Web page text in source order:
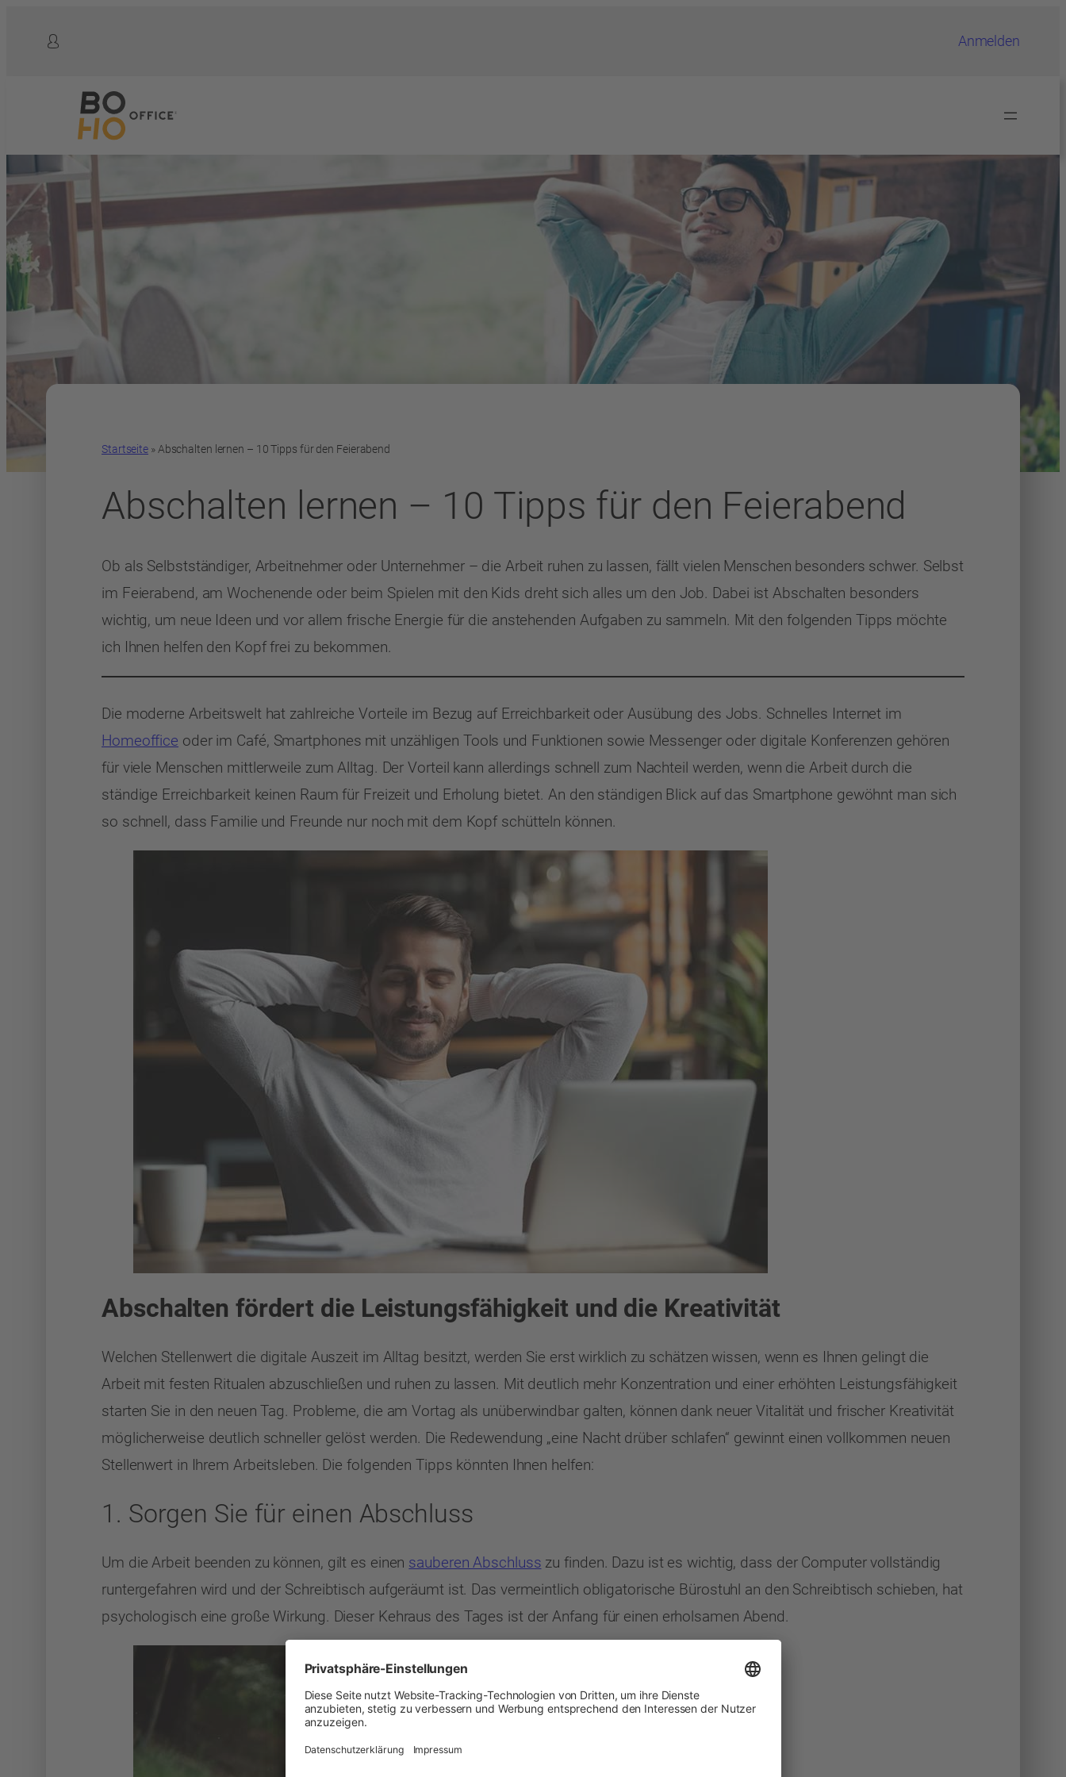
Anmelden
Startseite » Abschalten lernen – 10 Tipps für den Feierabend
Abschalten lernen – 10 Tipps für den Feierabend
Ob als Selbstständiger, Arbeitnehmer oder Unternehmer – die Arbeit ruhen zu lassen, fällt vielen Menschen besonders schwer. Selbst
im Feierabend, am Wochenende oder beim Spielen mit den Kids dreht sich alles um den Job. Dabei ist Abschalten besonders
wichtig, um neue Ideen und vor allem frische Energie für die anstehenden Aufgaben zu sammeln. Mit den folgenden Tipps möchte
ich Ihnen helfen den Kopf frei zu bekommen.
Die moderne Arbeitswelt hat zahlreiche Vorteile im Bezug auf Erreichbarkeit oder Ausübung des Jobs. Schnelles Internet im
Homeoffice oder im Café, Smartphones mit unzähligen Tools und Funktionen sowie Messenger oder digitale Konferenzen gehören
für viele Menschen mittlerweile zum Alltag. Der Vorteil kann allerdings schnell zum Nachteil werden, wenn die Arbeit durch die
ständige Erreichbarkeit keinen Raum für Freizeit und Erholung bietet. An den ständigen Blick auf das Smartphone gewöhnt man sich
so schnell, dass Familie und Freunde nur noch mit dem Kopf schütteln können.
Abschalten fördert die Leistungsfähigkeit und die Kreativität
Welchen Stellenwert die digitale Auszeit im Alltag besitzt, werden Sie erst wirklich zu schätzen wissen, wenn es Ihnen gelingt die
Arbeit mit festen Ritualen abzuschließen und ruhen zu lassen. Mit deutlich mehr Konzentration und einer erhöhten Leistungsfähigkeit
starten Sie in den neuen Tag. Probleme, die am Vortag als unüberwindbar galten, können dank neuer Vitalität und frischer Kreativität
möglicherweise deutlich schneller gelöst werden. Die Redewendung „eine Nacht drüber schlafen“ gewinnt einen vollkommen neuen
Stellenwert in Ihrem Arbeitsleben. Die folgenden Tipps könnten Ihnen helfen:
1. Sorgen Sie für einen Abschluss
Um die Arbeit beenden zu können, gilt es einen sauberen Abschluss zu finden. Dazu ist es wichtig, dass der Computer vollständig
runtergefahren wird und der Schreibtisch aufgeräumt ist. Das vermeintlich obligatorische Bürostuhl an den Schreibtisch schieben, hat
psychologisch eine große Wirkung. Dieser Kehraus des Tages ist der Anfang für einen erholsamen Abend.